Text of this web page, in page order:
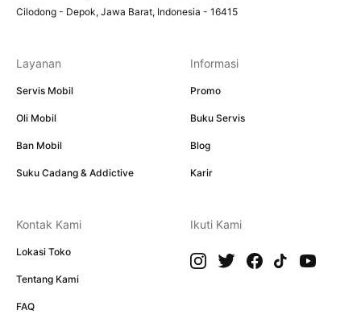
Cilodong - Depok, Jawa Barat, Indonesia - 16415
Layanan
Servis Mobil
Oli Mobil
Ban Mobil
Suku Cadang & Addictive
Informasi
Promo
Buku Servis
Blog
Karir
Kontak Kami
Lokasi Toko
Tentang Kami
FAQ
Ikuti Kami